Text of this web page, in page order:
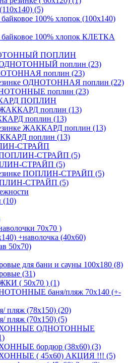
(5)
100% хлопок (100х140)
байковое 100% хлопок КЛЕТКА
ПОПЛИН
ОДНОТОННЫЙ поплин (23)
поплин (23)
ОДНОТОННАЯ поплин (22)
поплин (23)
ПОПЛИН
ЖАККАРД поплин (13)
поплин (13)
ЖАККАРД поплин (13)
поплин (13)
СТРАЙП
ПОПЛИН-СТРАЙП (5)
СТРАЙП (5)
ПОПЛИН-СТРАЙП (5)
СТРАЙП (5)
(10)
70х70 )
+наволочка (40х60)
50х70)
для бани и сауны 100х180 (8)
(31)
( 50х70 ) (1)
баня/пляж 70х140 (+-
пляж (78х150) (20)
пляж (70х150) (5)
ОДНОТОННЫЕ
бордюр (38х60) (3)
( 45х60) АКЦИЯ !!! (5)